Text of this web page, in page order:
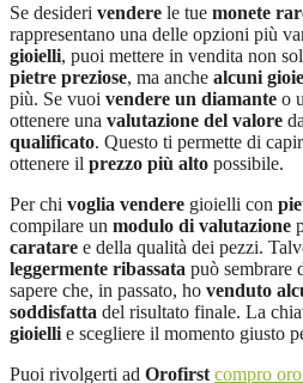
Se desideri vendere le tue monete
rappresentano una delle opzioni più
gioielli, puoi mettere in vendita non
pietre preziose, ma anche alcuni
più. Se vuoi vendere un diamante o
ottenere una valutazione del valore
qualificato. Questo ti permette di
ottenere il prezzo più alto possibile.
Per chi voglia vendere gioielli con
compilare un modulo di valutazione
caratare e della qualità dei pezzi.
leggermente ribassata può sembrare
sapere che, in passato, ho venduto
soddisfatta del risultato finale. La
gioielli e scegliere il momento giusto
Puoi rivolgerti ad Orofirst compro